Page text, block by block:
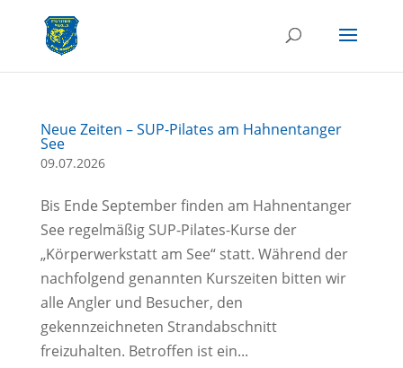
Neue Zeiten – SUP-Pilates am Hahnentanger
See
09.07.2026
Bis Ende September finden am Hahnentanger
See regelmäßig SUP-Pilates-Kurse der
„Körperwerkstatt am See“ statt. Während der
nachfolgend genannten Kurszeiten bitten wir
alle Angler und Besucher, den
gekennzeichneten Strandabschnitt
freizuhalten. Betroffen ist ein...